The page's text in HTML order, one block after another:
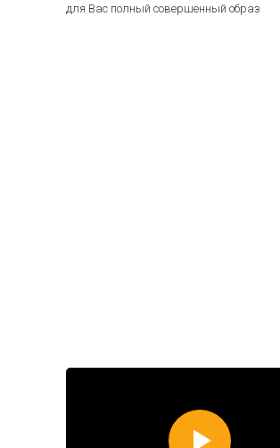
для Вас полный совершенный образ